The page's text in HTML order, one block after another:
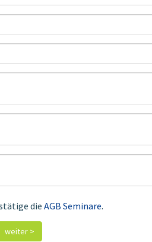
dieAGB Seminare.